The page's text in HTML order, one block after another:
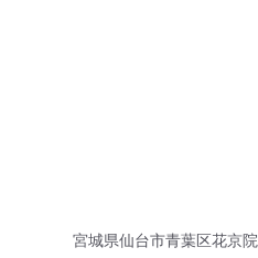
宮城県仙台市⻘葉区花京